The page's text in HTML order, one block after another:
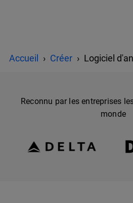
Accueil Créer Logiciel
Reconnu par les entreprises
monde